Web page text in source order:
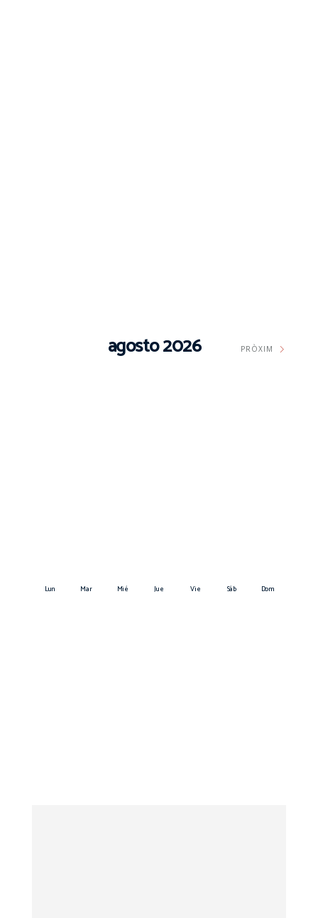
agosto 2026 PRÒXIM
Lun Mar Mié Jue Vie Sáb Dom